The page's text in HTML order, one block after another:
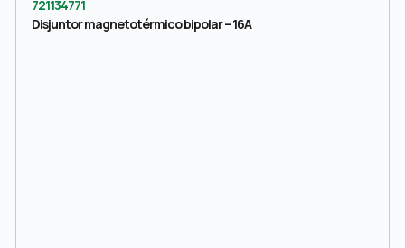
721134771
Disjuntor magnetotérmico bipolar – 16A